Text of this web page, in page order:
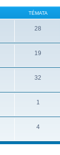
TÉMATA
28
19
32
1
4